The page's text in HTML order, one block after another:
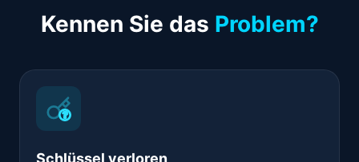
Kennen Sie das Problem?
Schlüssel verloren